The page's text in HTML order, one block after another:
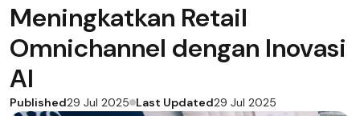
Meningkatkan Retail
Omnichannel dengan Inovasi
AI
Published29 Jul 2025 Last Updated29 Jul 2025